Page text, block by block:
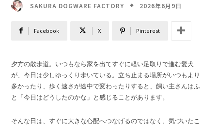
SAKURA DOGWARE FACTORY 2026年6月9日
Facebook X Pinterest
夕方の散歩道。いつもなら家を出てすぐに軽い足取りで進む愛犬
が、今日は少しゆっくり歩いている。立ち止まる場所がいつもより
多かったり、歩く速さが途中で変わったりすると、飼い主さんはふ
と「今日はどうしたのかな」と感じることがあります。
そんな日は、すぐに大きな心配へつなげるのではなく、気づいたこ